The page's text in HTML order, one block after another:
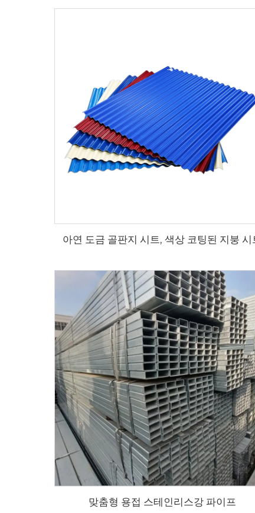
아연 도금 골판지 시트, 색상 코팅된 지붕 시
맞춤형 용접 스테인리스강 파이프